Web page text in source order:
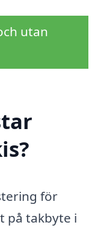
utan
för
på takbyte i